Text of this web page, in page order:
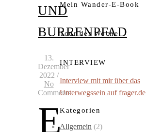
UND
BURRENPFAD
13.
Dezember
2022 /
No
Comments
E
Mein Wander-E-Book
Tour der Woche
INTERVIEW
Interview mit mir über das
Unterwegssein auf frager.de
Kategorien
Allgemein (2)